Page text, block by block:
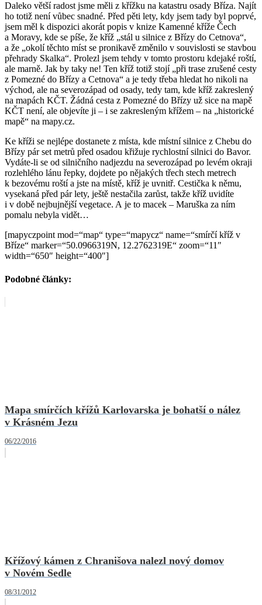
Daleko větší radost jsme měli z křížku na katastru osady Bříza. Najít
ho totiž není vůbec snadné. Před pěti lety, kdy jsem tady byl poprvé,
jsem měl k dispozici akorát popis v knize Kamenné kříže Čech
a Moravy, kde se píše, že kříž „stál u silnice z Břízy do Cetnova“,
a že „okolí těchto míst se pronikavě změnilo v souvislosti se stavbou
přehrady Skalka“. Prolezl jsem tehdy v tomto prostoru kdejaké roští,
ale marně. Jak by taky ne! Ten kříž totiž stojí „při trase zrušené cesty
z Pomezné do Břízy a Cetnova“ a je tedy třeba hledat ho nikoli na
východ, ale na severozápad od osady, tedy tam, kde kříž zakreslený
na mapách KČT. Žádná cesta z Pomezné do Břízy už sice na mapě
KČT není, ale objevíte ji – i se zakresleným křížem – na „historické
mapě“ na mapy.cz.
Ke kříži se nejlépe dostanete z místa, kde místní silnice z Chebu do
Břízy pár set metrů před osadou křižuje rychlostní silnici do Bavor.
Vydáte-li se od silničního nadjezdu na severozápad po levém okraji
rozlehlého lánu řepky, dojdete po nějakých třech stech metrech
k bezovému roští a jste na místě, kříž je uvnitř. Cestička k němu,
vysekaná před pár lety, ještě nestačila zarůst, takže kříž uvidíte
i v době nejbujnější vegetace. A je to macek – Maruška za ním
pomalu nebyla vidět…
[mapyczpoint mod=“map“ type=“mapycz“ name=“smírčí kříž v
Bříze“ marker=“50.0966319N, 12.2762319E“ zoom=“11″
width=“650″ height=“400″]
Podobné články:
Mapa smírčích křížů Karlovarska je bohatší o nález
v Krásném Jezu
06/22/2016
Křížový kámen z Chranišova nalezl nový domov
v Novém Sedle
08/31/2012